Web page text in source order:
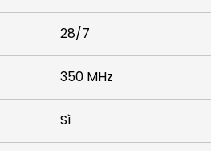
28/7
350 MHz
Sì